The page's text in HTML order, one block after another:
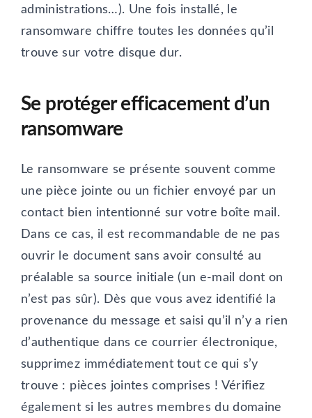
administrations…). Une fois installé, le
ransomware chiffre toutes les données qu’il
trouve sur votre disque dur.
Se protéger efficacement d’un
ransomware
Le ransomware se présente souvent comme
une pièce jointe ou un fichier envoyé par un
contact bien intentionné sur votre boîte mail.
Dans ce cas, il est recommandable de ne pas
ouvrir le document sans avoir consulté au
préalable sa source initiale (un e-mail dont on
n’est pas sûr). Dès que vous avez identifié la
provenance du message et saisi qu’il n’y a rien
d’authentique dans ce courrier électronique,
supprimez immédiatement tout ce qui s’y
trouve : pièces jointes comprises ! Vérifiez
également si les autres membres du domaine